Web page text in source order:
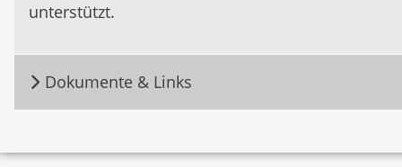
unterstützt.
Dokumente & Links